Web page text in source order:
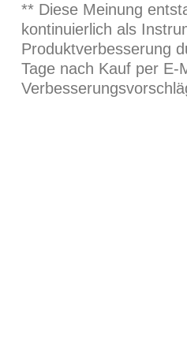
** Diese Meinung
kontinuierlich als
Produktverbesserung
Tage nach Kauf per E-